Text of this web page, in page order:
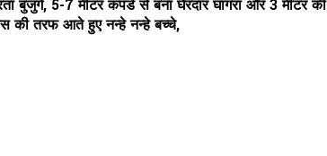
5-7 मीटर कपडे से बना घेरदार घागरा और 3 मीटर की
की तरफ आते हुए नन्हे नन्हे बच्चे,